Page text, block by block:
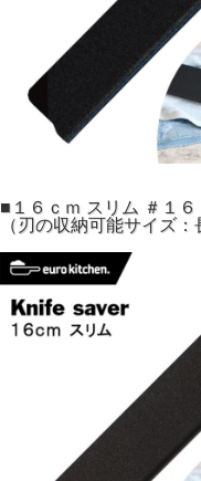
■１６ｃｍ スリム ＃１６
（刃の収納可能サイズ